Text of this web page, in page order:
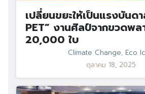
เปลี่ยนขยะให้เป็นแรงบันด
PET” งานศิลป์จากขวดพ
20,000 ใบ
Climate Change, Eco
ตุลาคม 18, 2025